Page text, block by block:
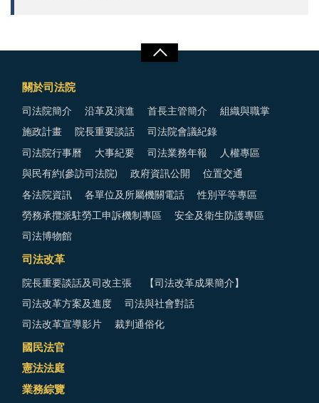
關於司法院
司法院簡介 沿革及演進 首長主管簡介 組織與職掌
施政計畫 院長重要談話 司法院會議紀錄
司法院行事曆 大事紀要 司法業務年報 人權專區
與民有約(參訪司法院) 政府資訊公開 位置交通
各法院資訊 各單位及所屬機關電話 性別平等專區
勞務承攬派駐勞工申訴機制專區 安全及衛生防護專區
司法博物館
司法改革
院長重要談話及司改主張 【司法改革成果簡介】
司法改革方案及進度 司法與社會對話
司法改革宣導影片 裁判通俗化
國民法官
憲法法庭
業務綜覽